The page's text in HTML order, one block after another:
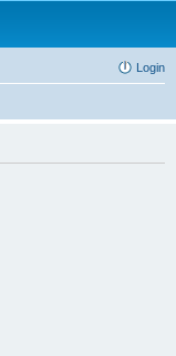
Login